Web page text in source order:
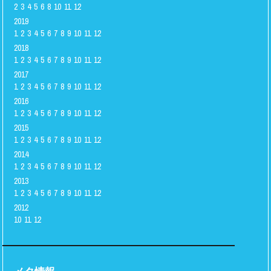
2 3 4 5 6 8 10 11 12
2019
1 2 3 4 5 6 7 8 9 10 11 12
2018
1 2 3 4 5 6 7 8 9 10 11 12
2017
1 2 3 4 5 6 7 8 9 10 11 12
2016
1 2 3 4 5 6 7 8 9 10 11 12
2015
1 2 3 4 5 6 7 8 9 10 11 12
2014
1 2 3 4 5 6 7 8 9 10 11 12
2013
1 2 3 4 5 6 7 8 9 10 11 12
2012
10 11 12